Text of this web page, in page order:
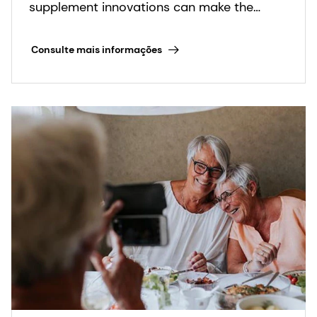
Nutrients 12, n.º 1 (2020): 236.
"Modulação nutricional da homeostase do
sistema imunológico e do sistema nervoso
neuroinflamação e das doenças neurológicas".
Nutrients 11, n.º 5 (2019): 1076.
20. Roth-Walter Franziska, Canani Roberto,
O'Mahony Liam, Peroni Diego et al., "Nutrição em
condições inflamatórias crônicas: contornando o
bloqueio mucoso para micronutrientes". Allergy
79, n.º 2 (2023): 353-383.
21. Stumpf Franziska, Keller Bettina, Gressies Carla
e Schuetz Phillip. "Inflamação e nutrição: amigas
supplement innovations can make the
Consulte mais informações